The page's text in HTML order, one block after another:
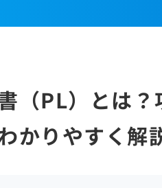
（PL）とは
かりやすく解